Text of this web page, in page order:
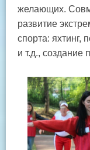
желающих.
развитие
спорта: яхтинг,
и т.д.,